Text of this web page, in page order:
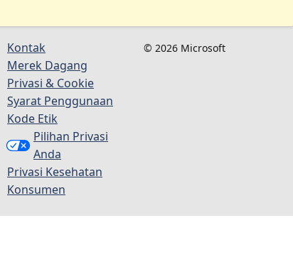
Kontak
Merek Dagang
Privasi & Cookie
Syarat Penggunaan
Kode Etik
Pilihan Privasi
Anda
Privasi Kesehatan
Konsumen
© 2026 Microsoft